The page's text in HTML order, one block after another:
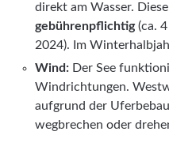
direkt am Wasser.
gebührenpflichtig(ca. 4
2024). Im
Wind: Der See
Windrichtungen.
aufgrund der
wegbrechen oder